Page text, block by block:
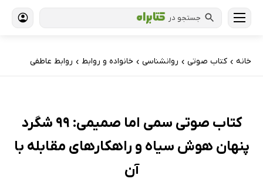
جستجو در
خانه › کتاب‌ صوتی › روانشناسی › خانواده و روابط › روابط عاطفی
کتاب صوتی سمی اما صمیمی: 99 شگرد
پنهان هوش سیاه و راهکارهای مقابله با
آن